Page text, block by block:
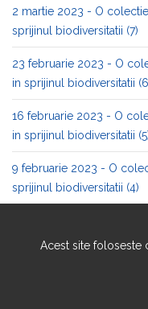
2 martie 2023 - O
sprijinul biodiversitatii (7)
23 februarie 2023 - O
in sprijinul biodiversitatii
16 februarie 2023 - O
in sprijinul biodiversitatii
9 februarie 2023 - O
sprijinul biodiversitatii (4)
sprijinul biodiversitatii (3)
Acest site foloseste